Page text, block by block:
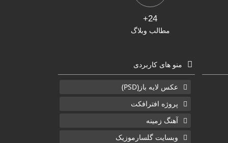
24+
مطالب وبلاگ
منو های کاربردی
عکس لایه باز(PSD)
پروژه افترافکت
آهنگ زمینه
وبسایت گلسارموزیک